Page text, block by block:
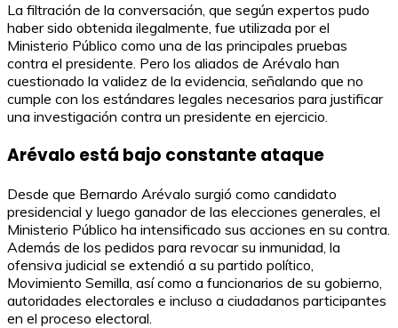
La filtración de la conversación, que según expertos pudo
haber sido obtenida ilegalmente, fue utilizada por el
Ministerio Público como una de las principales pruebas
contra el presidente. Pero los aliados de Arévalo han
cuestionado la validez de la evidencia, señalando que no
cumple con los estándares legales necesarios para justificar
una investigación contra un presidente en ejercicio.
Arévalo está bajo constante ataque
Desde que Bernardo Arévalo surgió como candidato
presidencial y luego ganador de las elecciones generales, el
Ministerio Público ha intensificado sus acciones en su contra.
Además de los pedidos para revocar su inmunidad, la
ofensiva judicial se extendió a su partido político,
Movimiento Semilla, así como a funcionarios de su gobierno,
autoridades electorales e incluso a ciudadanos participantes
en el proceso electoral.